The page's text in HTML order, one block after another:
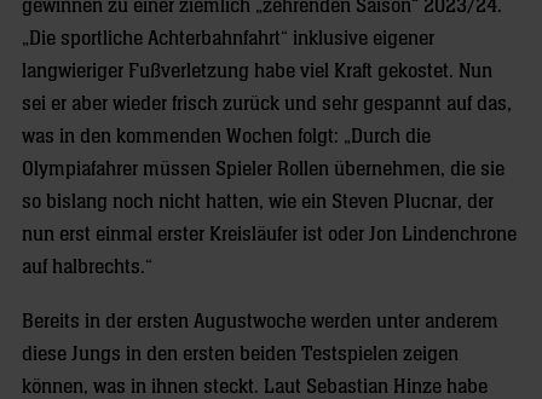
gewinnen zu einer ziemlich „zehrenden Saison“ 2023/24.
„Die sportliche Achterbahnfahrt“ inklusive eigener
langwieriger Fußverletzung habe viel Kraft gekostet. Nun
sei er aber wieder frisch zurück und sehr gespannt auf das,
was in den kommenden Wochen folgt: „Durch die
Olympiafahrer müssen Spieler Rollen übernehmen, die sie
so bislang noch nicht hatten, wie ein Steven Plucnar, der
nun erst einmal erster Kreisläufer ist oder Jon Lindenchrone
auf halbrechts.“
Bereits in der ersten Augustwoche werden unter anderem
diese Jungs in den ersten beiden Testspielen zeigen
können, was in ihnen steckt. Laut Sebastian Hinze habe